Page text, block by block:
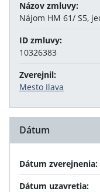
Názov zmluvy:
Nájom HM 61/ S5,
ID zmluvy:
10326383
Zverejnil:
Mesto Ilava
Dátum
Dátum zverejnenia:
Dátum uzavretia: